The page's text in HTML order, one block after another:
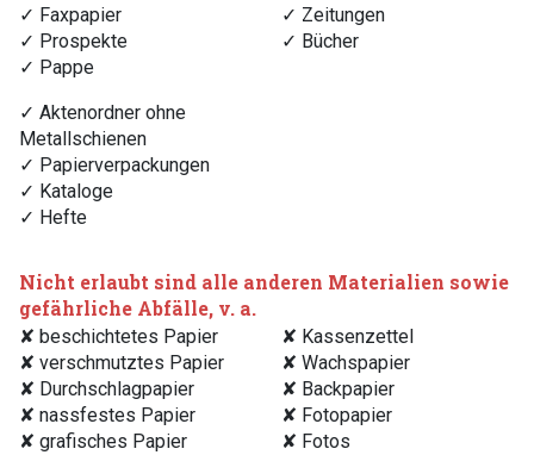
✓ Faxpapier
✓ Prospekte
✓ Pappe
✓ Zeitungen
✓ Bücher
✓ Aktenordner ohne
Metallschienen
✓ Papierverpackungen
✓ Kataloge
✓ Hefte
Nicht erlaubt sind alle anderen Materialien sowie
gefährliche Abfälle, v. a.
✘ beschichtetes Papier
✘ verschmutztes Papier
✘ Durchschlagpapier
✘ nassfestes Papier
✘ grafisches Papier
✘ Kassenzettel
✘ Wachspapier
✘ Backpapier
✘ Fotopapier
✘ Fotos